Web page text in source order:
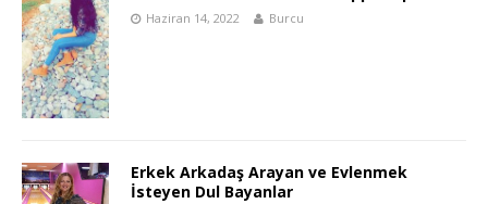
Haziran 14, 2022 Burcu
Erkek Arkadaş Arayan ve Evlenmek
İsteyen Dul Bayanlar